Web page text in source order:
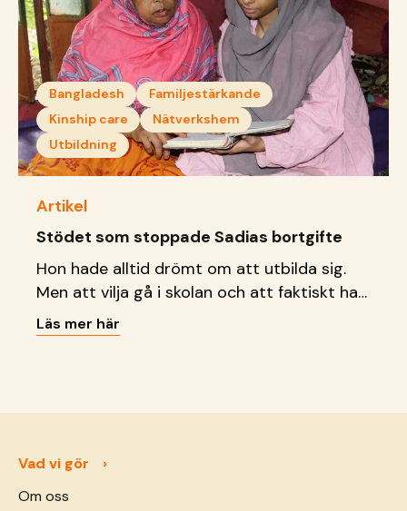
Bangladesh
Familjestärkande
Kinship care
Nätverkshem
Utbildning
Artikel
Stödet som stoppade Sadias bortgifte
Hon hade alltid drömt om att utbilda sig.
Men att vilja gå i skolan och att faktiskt ha
råd att göra det, är två helt olika saker.
Läs mer här
Vad vi gör
Om oss